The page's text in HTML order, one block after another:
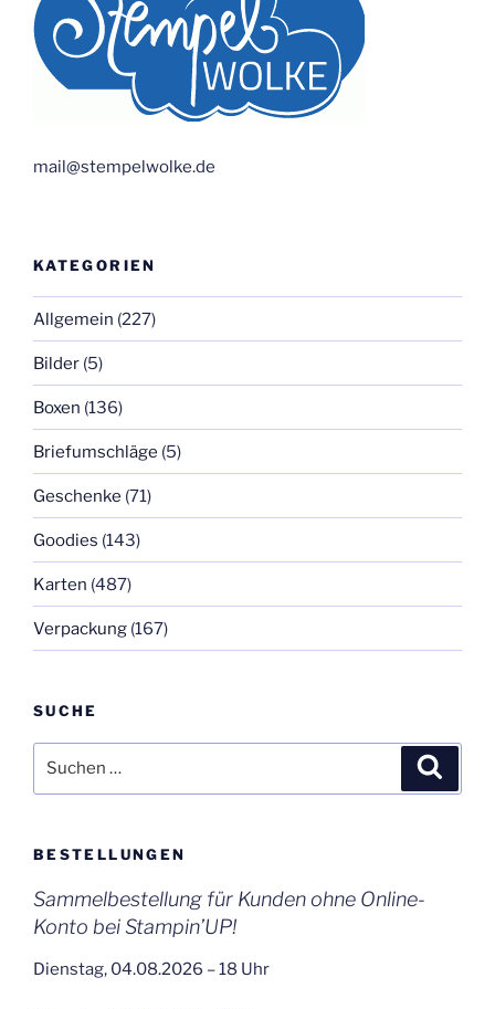
mail@stempelwolke.de
KATEGORIEN
Allgemein (227)
Bilder (5)
Boxen (136)
Briefumschläge (5)
Geschenke (71)
Goodies (143)
Karten (487)
Verpackung (167)
SUCHE
nach:
BESTELLUNGEN
Sammelbestellung für Kunden ohne Online-
Konto bei Stampin’UP!
Dienstag, 04.08.2026 – 18 Uhr